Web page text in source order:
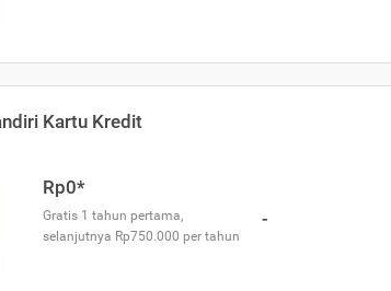
Kartu Kredit
Rp0*
Gratis 1 tahun pertama,
selanjutnya Rp750.000 per tahun
-